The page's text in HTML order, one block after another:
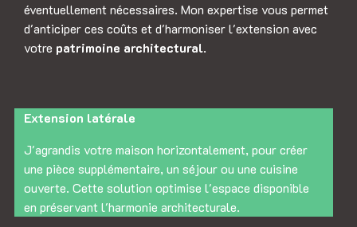
éventuellement nécessaires. Mon expertise vous permet
d'anticiper ces coûts et d'harmoniser l'extension avec
votre patrimoine architectural.
Extension latérale
J'agrandis votre maison horizontalement, pour créer
une pièce supplémentaire, un séjour ou une cuisine
ouverte. Cette solution optimise l'espace disponible
en préservant l'harmonie architecturale.